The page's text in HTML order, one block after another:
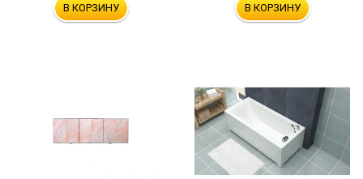
В КОРЗИНУ В КОРЗИНУ